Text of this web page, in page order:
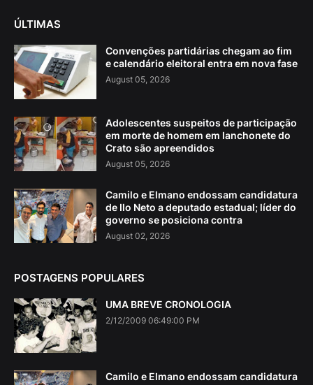
ÚLTIMAS
Convenções partidárias chegam ao fim
e calendário eleitoral entra em nova fase
August 05, 2026
Adolescentes suspeitos de participação
em morte de homem em lanchonete do
Crato são apreendidos
August 05, 2026
Camilo e Elmano endossam candidatura
de Ilo Neto a deputado estadual; líder do
governo se posiciona contra
August 02, 2026
POSTAGENS POPULARES
UMA BREVE CRONOLOGIA
2/12/2009 06:49:00 PM
Camilo e Elmano endossam candidatura